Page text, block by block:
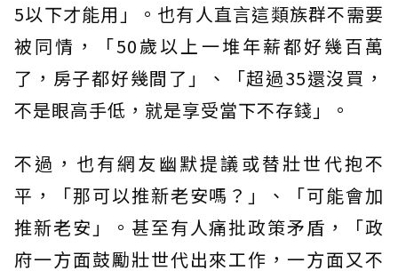
5以下才能用」。也有人直言這類族群不需要
被同情，「50歲以上一堆年薪都好幾百萬
了，房子都好幾間了」、「超過35還沒買，
不是眼高手低，就是享受當下不存錢」。
不過，也有網友幽默提議或替壯世代抱不
平，「那可以推新老安嗎？」、「可能會加
推新老安」。甚至有人痛批政策矛盾，「政
府一方面鼓勵壯世代出來工作，一方面又不